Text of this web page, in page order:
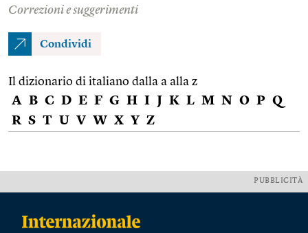
Correzioni e suggerimenti
Condividi
Il dizionario di italiano dalla a alla z
A B C D E F G H I J K L M N O P Q
R S T U V W X Y Z
PUBBLICITÀ